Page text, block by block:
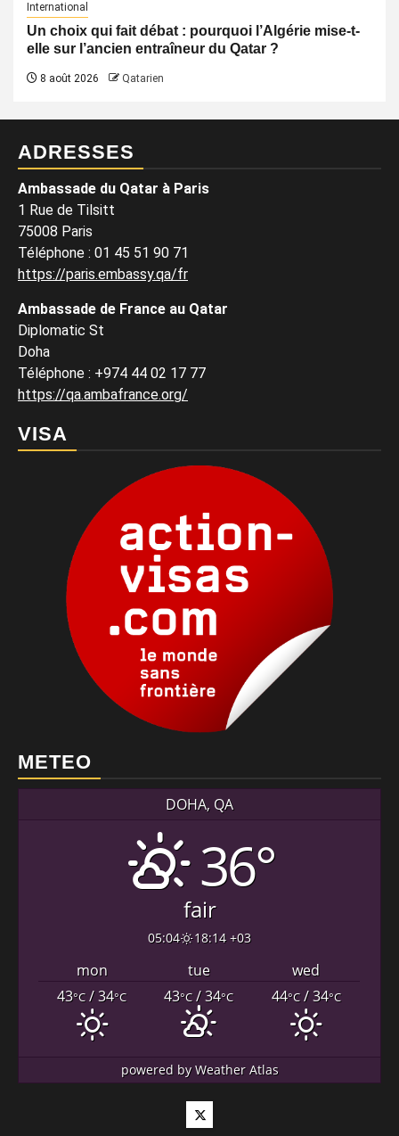
International
Un choix qui fait débat : pourquoi l’Algérie mise-t-
elle sur l’ancien entraîneur du Qatar ?
8 août 2026 Qatarien
ADRESSES
Ambassade du Qatar à Paris
1 Rue de Tilsitt
75008 Paris
Téléphone : 01 45 51 90 71
https://paris.embassy.qa/fr
Ambassade de France au Qatar
Diplomatic St
Doha
Téléphone : +974 44 02 17 77
https://qa.ambafrance.org/
VISA
METEO
DOHA, QA
36°
fair
05:04 18:14 +03
mon tue
wed
43°C/ 34°C 43°C/ 34°C 44°C/ 34°C
powered byWeather Atlas
Twitter